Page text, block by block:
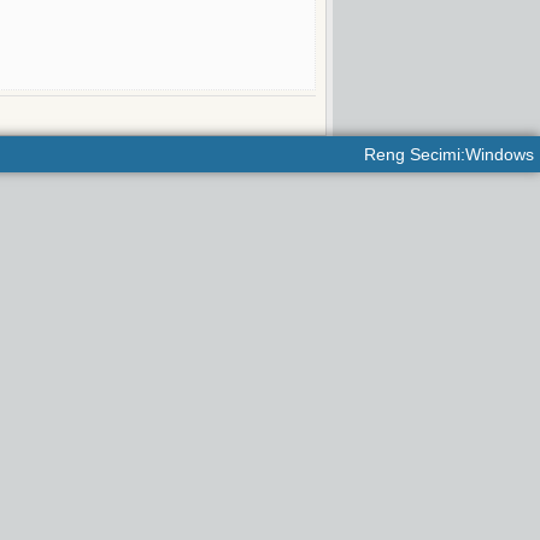
Reng Secimi:Windows